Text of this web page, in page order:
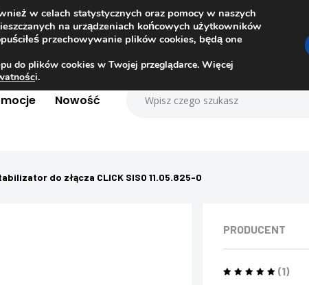
Nowość
do złącza CLICK SISO 11.05.825-0
PRODUCENT
(1)
w celach statystycznych oraz pomocy w naszych
na urządzeniach końcowych użytkowników
przechowywanie plików cookies, będą one
do plików cookies w Twojej przeglądarce. Więcej
i.